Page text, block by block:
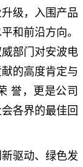
级，入围产品
和前沿方向。
部门对安波电
的高度肯定与
誉，更是公司
各界的最佳回
驱动、绿色发